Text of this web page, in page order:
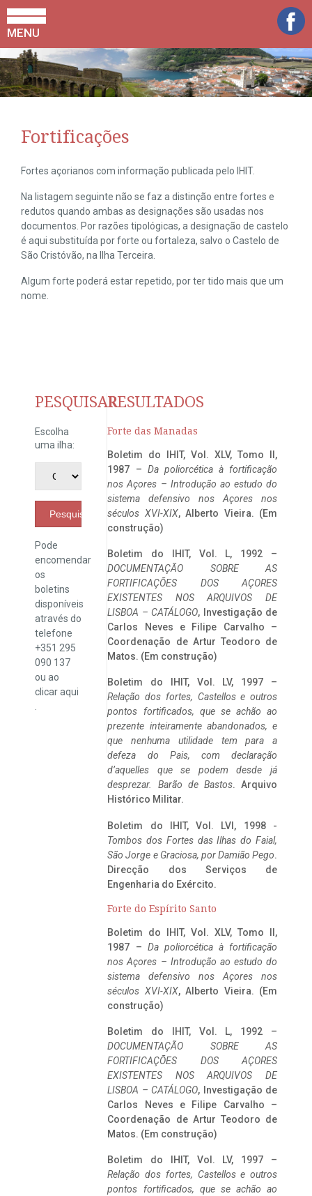
MENU
Fortificações
Fortes açorianos com informação publicada pelo IHIT.
Na listagem seguinte não se faz a distinção entre fortes e
redutos quando ambas as designações são usadas nos
documentos. Por razões tipológicas, a designação de castelo
é aqui substituída por forte ou fortaleza, salvo o Castelo de
São Cristóvão, na Ilha Terceira.
Algum forte poderá estar repetido, por ter tido mais que um
nome.
PESQUISAR
Escolha
uma ilha:
Pesquisar
Pode
encomendar
os
boletins
disponíveis
através do
telefone
+351 295
090 137
ou ao
clicaraqui
RESULTADOS
Forte das Manadas
Boletim do IHIT, Vol. XLV, Tomo II,
1987 – Da poliorcética à fortificação
nos Açores – Introdução ao estudo do
sistema defensivo nos Açores nos
séculos XVI-XIX, Alberto Vieira. (Em
construção)
Boletim do IHIT, Vol. L, 1992 –
DOCUMENTAÇÃO SOBRE AS
FORTIFICAÇÕES DOS AÇORES
EXISTENTES NOS ARQUIVOS DE
LISBOA – CATÁLOGO, Investigação de
Carlos Neves e Filipe Carvalho –
Coordenação de Artur Teodoro de
Matos. (Em construção)
Boletim do IHIT, Vol. LV, 1997 –
Relação dos fortes, Castellos e outros
pontos fortificados, que se achão ao
prezente inteiramente abandonados, e
que nenhuma utilidade tem para a
defeza do Pais, com declaração
d’aquelles que se podem desde já
desprezar. Barão de Bastos. Arquivo
Histórico Militar.
Boletim do IHIT, Vol. LVI, 1998 -
Tombos dos Fortes das Ilhas do Faial,
São Jorge e Graciosa, por Damião Pego.
Direcção dos Serviços de
Engenharia do Exército.
Forte do Espírito Santo
Boletim do IHIT, Vol. XLV, Tomo II,
1987 – Da poliorcética à fortificação
nos Açores – Introdução ao estudo do
sistema defensivo nos Açores nos
séculos XVI-XIX, Alberto Vieira. (Em
construção)
Boletim do IHIT, Vol. L, 1992 –
DOCUMENTAÇÃO SOBRE AS
FORTIFICAÇÕES DOS AÇORES
EXISTENTES NOS ARQUIVOS DE
LISBOA – CATÁLOGO, Investigação de
Carlos Neves e Filipe Carvalho –
Coordenação de Artur Teodoro de
Matos. (Em construção)
Boletim do IHIT, Vol. LV, 1997 –
Relação dos fortes, Castellos e outros
pontos fortificados, que se achão ao